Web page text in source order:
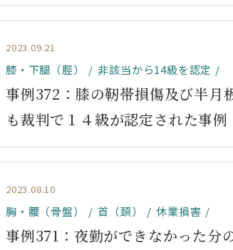
2023.09.21
膝・下腿（脛） 非該当から14級を認定
事例372：膝の靭帯損傷及び半月
も裁判で１４級が認定された事例
2023.08.10
胸・腰（骨盤） 首（頚） 休業損害
事例371：夜勤ができなかった分